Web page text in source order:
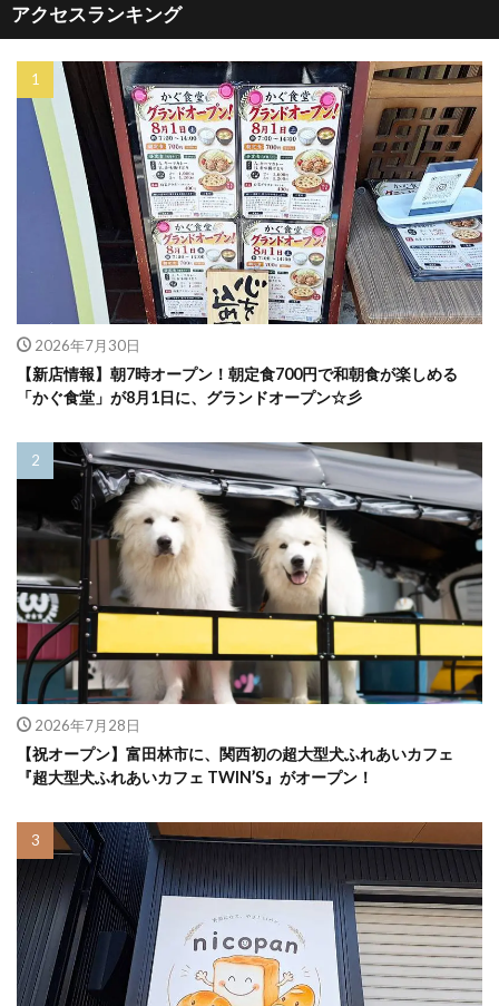
アクセスランキング
2026年7月30日
【新店情報】朝7時オープン！朝定食700円で和朝食が楽しめる
「かぐ食堂」が8月1日に、グランドオープン☆彡
2026年7月28日
【祝オープン】富田林市に、関西初の超大型犬ふれあいカフェ
『超大型犬ふれあいカフェ TWIN’S』がオープン！